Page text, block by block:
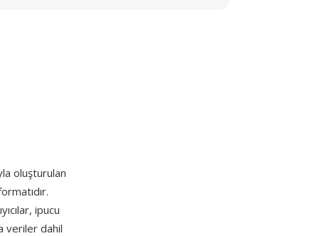
oluşturulan
ipucu
veriler dahil